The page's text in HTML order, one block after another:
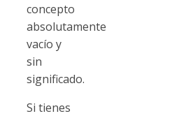
concepto
absolutamente
vacío y
sin
significado.
Si tienes